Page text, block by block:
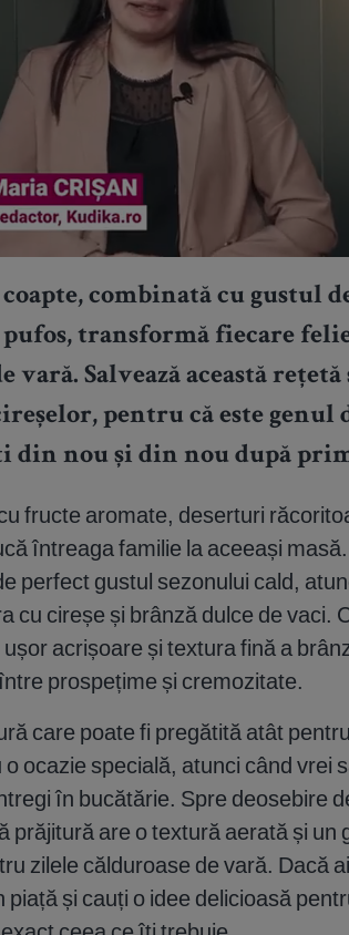
combinată cu gustul
transformă fiecare
vară. Salvează această
pentru că este genul
din nou și din nou după
fructe aromate, deserturi
întreaga familie la aceeași
perfect gustul sezonului cald,
cu cireșe și brânză dulce de vaci.
acrișoare și textura fină a
prospețime și cremozitate.
care poate fi pregătită atât
ocazie specială, atunci când vrei
în bucătărie. Spre deosebire
prăjitură are o textură aerată și un
zilele călduroase de vară. Dacă
și cauți o idee delicioasă